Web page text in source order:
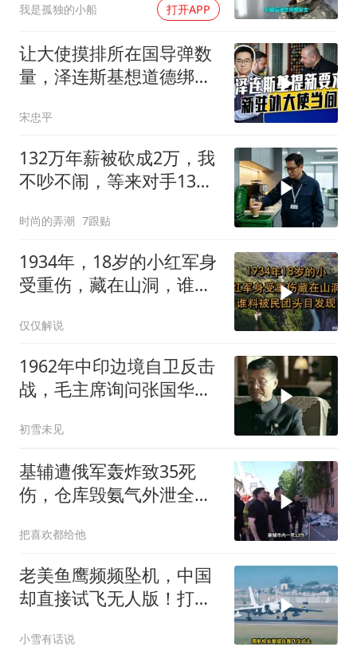
我是孤独的小船 打开APP
让大使摸排所在国导弹数
量，泽连斯基想道德绑架
宋忠平
132万年薪被砍成2万，我
不吵不闹，等来对手13倍
时尚的弄潮 7跟贴
1934年，18岁的小红军身
受重伤，藏在山洞，谁料
仅仅解说
1962年中印边境自卫反击
战，毛主席询问张国华能
初雪未见
基辅遭俄军轰炸致35死
伤，仓库毁氨气外泄全城
把喜欢都给他
老美鱼鹰频频坠机，中国
却直接试飞无人版！打着
小雪有话说